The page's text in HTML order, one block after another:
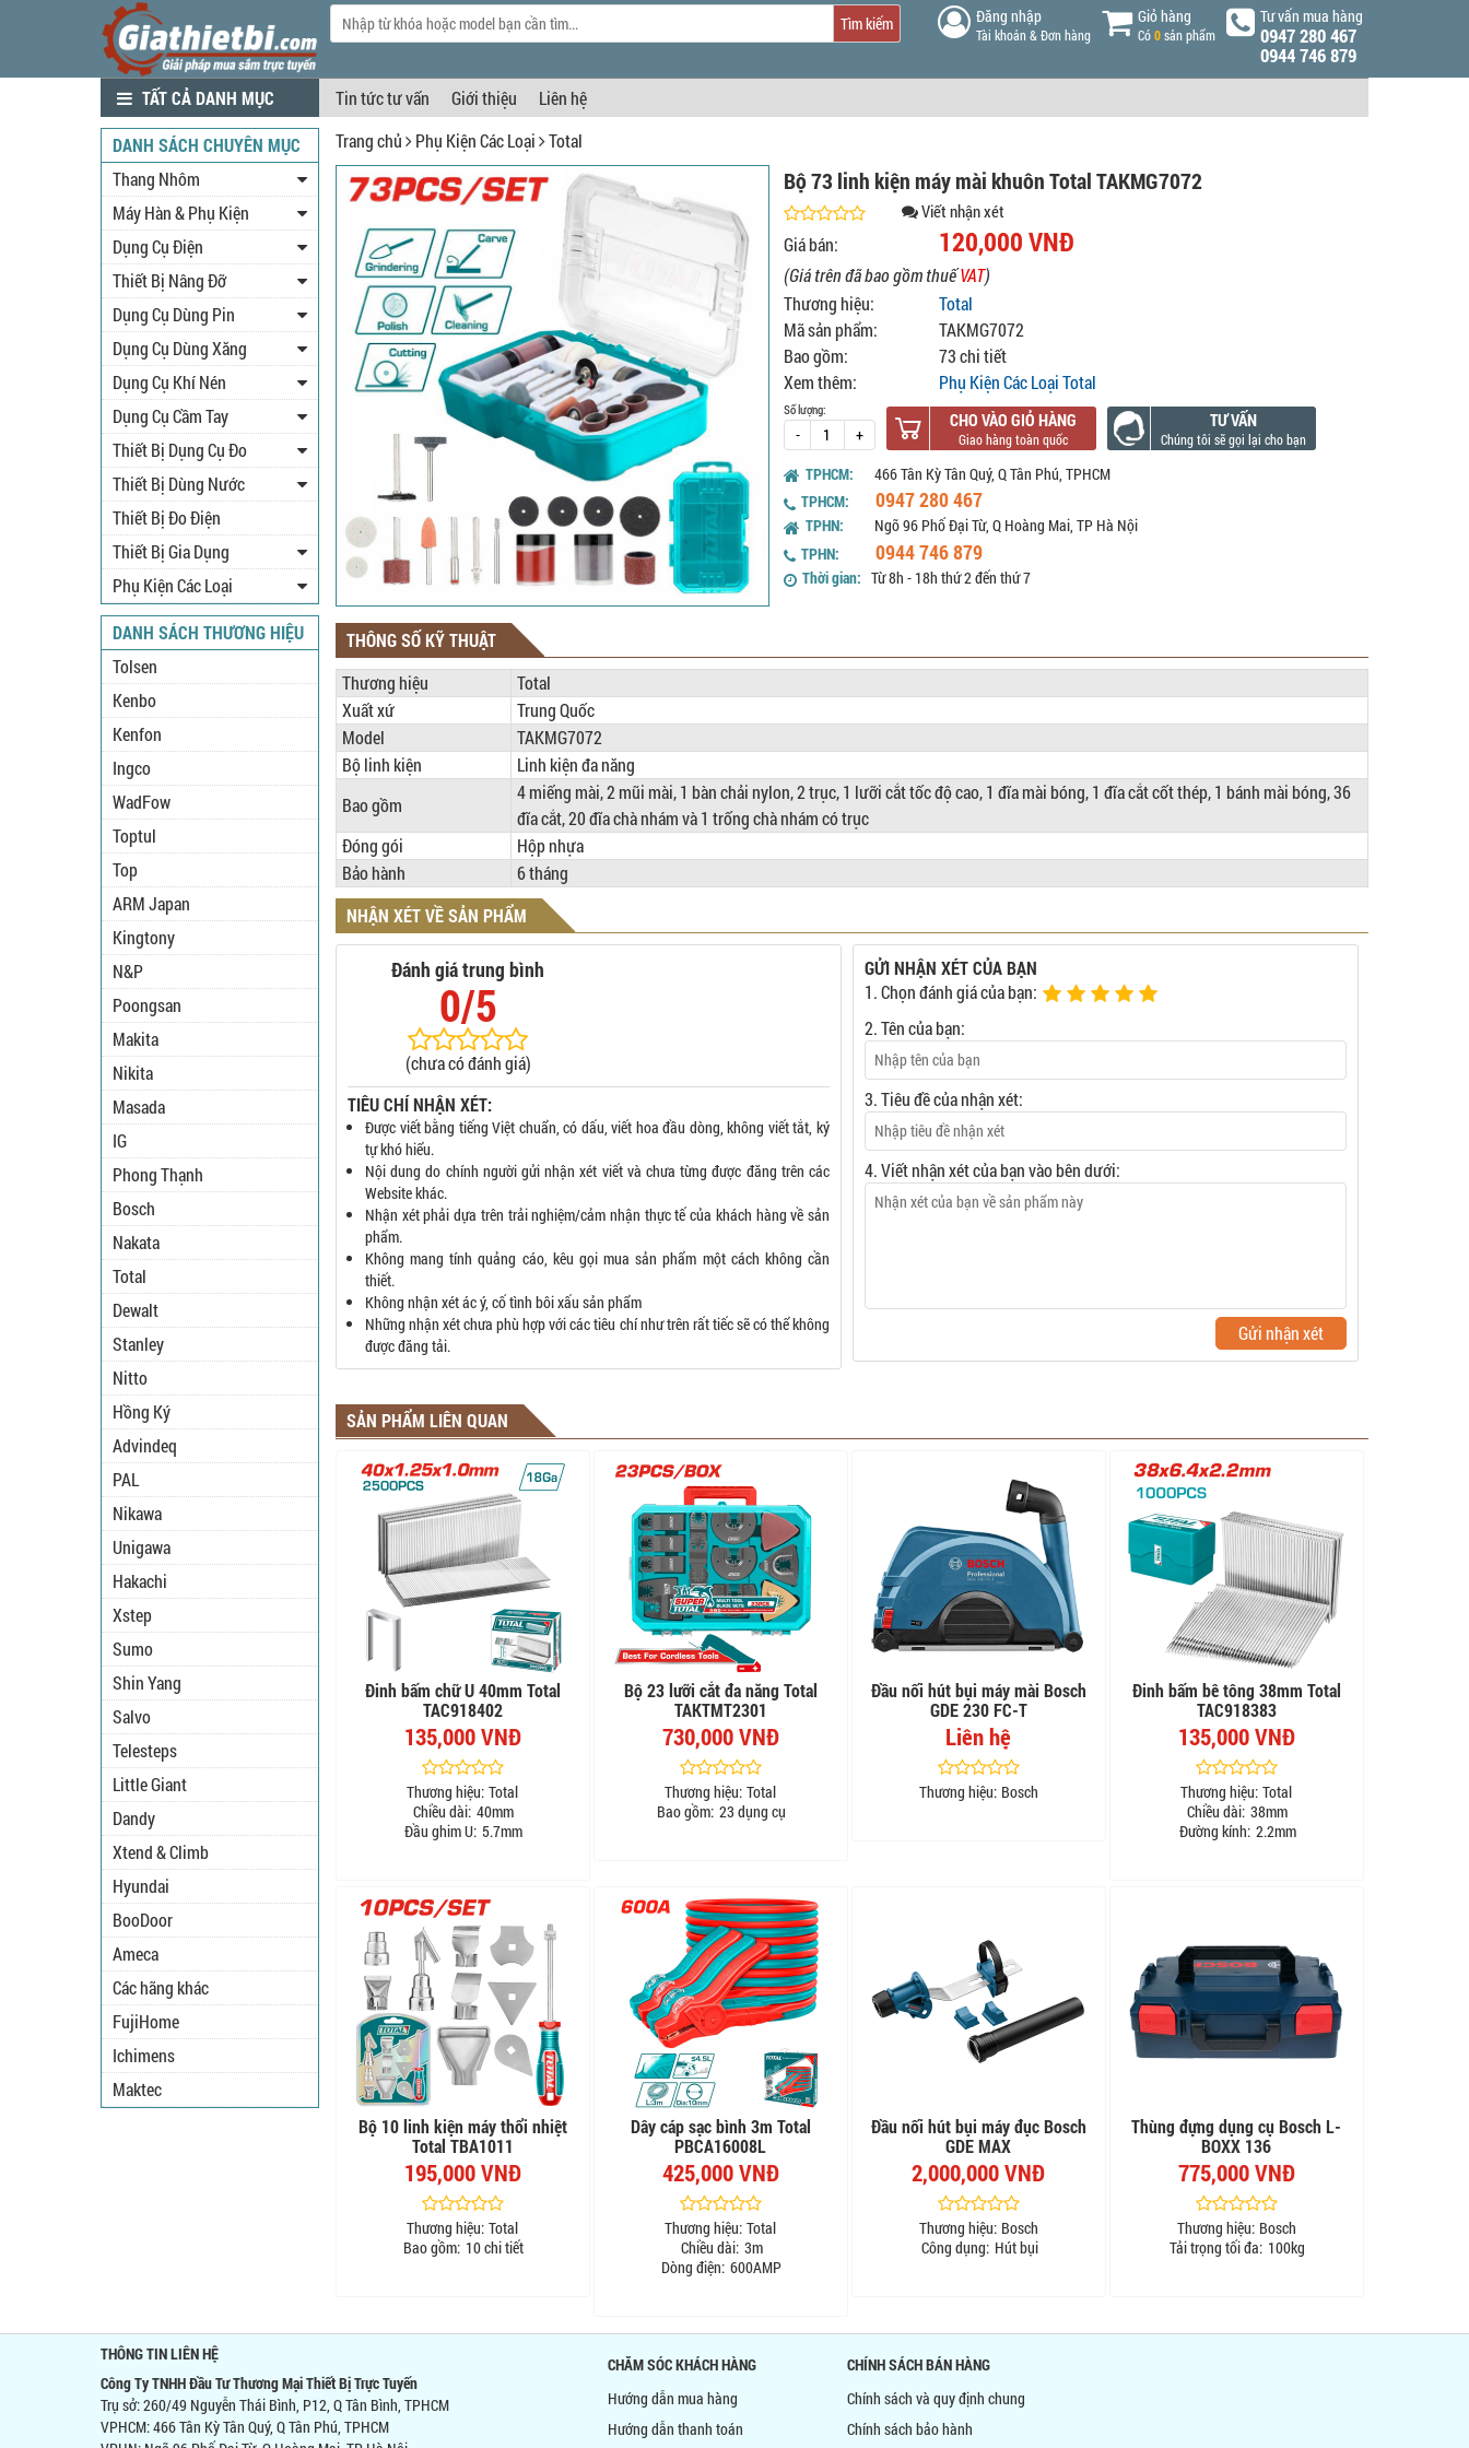
Tìm kiếm Đăng nhập
Tài khoản & Đơn hàng
Giỏ hàng
Có0sản phẩm
Tư vấn mua hàng
0947 280 467
0944 746 879
TẤT CẢ DANH MỤC Tin tức tư vấn Giới thiệu
Liên hệ
Trang chủ
Phụ Kiện Các Loại Total
Bộ 73 linh kiện máy mài khuôn Total TAKMG7072
Viết nhận xét
Giá bán: 120,000 VNĐ
(Giá trên đã bao gồm thuếVAT)
Thương hiệu:
Total
Mã sản phẩm:
TAKMG7072
Bao gồm:
73 chi tiết
Xem thêm:
Phụ Kiện Các Loại Total
Số lượng:
- +
CHO VÀO GIỎ HÀNG TƯ VẤN
TPHCM:
466 Tân Kỳ Tân Quý, Q Tân Phú, TPHCM
TPHCM:
0947 280 467
TPHN:
Ngõ 96 Phố Đại Từ, Q Hoàng Mai, TP Hà Nội
TPHN:
0944 746 879
Thời gian: Từ 8h - 18h thứ 2 đến thứ 7
THÔNG SỐ KỸ THUẬT
Thương hiệu
Total
Xuất xứ
Trung Quốc
Model
TAKMG7072
Bộ linh kiện
Linh kiện đa năng
Bao gồm
4 miếng mài, 2 mũi mài, 1 bàn chải nylon, 2 trục, 1 lưỡi cắt tốc độ cao, 1 đĩa mài bóng, 1 đĩa cắt cốt thép, 1 bánh mài bóng, 36
đĩa cắt, 20 đĩa chà nhám và 1 trống chà nhám có trục
Đóng gói
Hộp nhựa
Bảo hành
6 tháng
NHẬN XÉT VỀ SẢN PHẨM
Đánh giá trung bình
0/5
(chưa có đánh giá)
TIÊU CHÍ NHẬN XÉT:
Được viết bằng tiếng Việt chuẩn, có dấu, viết hoa đầu dòng, không viết tắt, ký
tự khó hiểu.
Nội dung do chính người gửi nhận xét viết và chưa từng được đăng trên các
Website khác.
Nhận xét phải dựa trên trải nghiệm/cảm nhận thực tế của khách hàng về sản
phẩm.
Không mang tính quảng cáo, kêu gọi mua sản phẩm một cách không cần
thiết.
Không nhận xét ác ý, cố tình bôi xấu sản phẩm
Những nhận xét chưa phù hợp với các tiêu chí như trên rất tiếc sẽ có thể không
được đăng tải.
GỬI NHẬN XÉT CỦA BẠN
1. Chọn đánh giá của bạn:
2. Tên của bạn:
3. Tiêu đề của nhận xét:
4. Viết nhận xét của bạn vào bên dưới:
Gửi nhận xét
SẢN PHẨM LIÊN QUAN
Đinh bấm chữ U 40mm Total
TAC918402
135,000 VNĐ
Thương hiệu: Total
Chiều dài: 40mm
Đầu ghim U: 5.7mm
Bộ 23 lưỡi cắt đa năng Total
TAKTMT2301
730,000 VNĐ
Thương hiệu: Total
Bao gồm: 23 dụng cụ
Đầu nối hút bụi máy mài Bosch
GDE 230 FC-T
Liên hệ
Thương hiệu: Bosch
Đinh bấm bê tông 38mm Total
TAC918383
135,000 VNĐ
Thương hiệu: Total
Chiều dài: 38mm
Đường kính: 2.2mm
Bộ 10 linh kiện máy thổi nhiệt
Total TBA1011
195,000 VNĐ
Thương hiệu: Total
Bao gồm: 10 chi tiết
Dây cáp sạc bình 3m Total
PBCA16008L
425,000 VNĐ
Thương hiệu: Total
Chiều dài: 3m
Dòng điện: 600AMP
Đầu nối hút bụi máy đục Bosch
GDE MAX
2,000,000 VNĐ
Thương hiệu: Bosch
Công dụng: Hút bụi
Thùng đựng dụng cụ Bosch L-
BOXX 136
775,000 VNĐ
Thương hiệu: Bosch
Tải trọng tối đa: 100kg
DANH SÁCH CHUYÊN MỤC
Thang Nhôm
Máy Hàn & Phụ Kiện
Dụng Cụ Điện
Thiết Bị Nâng Đỡ
Dụng Cụ Dùng Pin
Dụng Cụ Dùng Xăng
Dụng Cụ Khí Nén
Dụng Cụ Cầm Tay
Thiết Bị Dụng Cụ Đo
Thiết Bị Dùng Nước
Thiết Bị Đo Điện
Thiết Bị Gia Dụng
Phụ Kiện Các Loại
DANH SÁCH THƯƠNG HIỆU
Tolsen
Kenbo
Kenfon
Ingco
WadFow
Toptul
Top
ARM Japan
Kingtony
N&P
Poongsan
Makita
Nikita
Masada
IG
Phong Thạnh
Bosch
Nakata
Total
Dewalt
Stanley
Nitto
Hồng Ký
Advindeq
PAL
Nikawa
Unigawa
Hakachi
Xstep
Sumo
Shin Yang
Salvo
Telesteps
Little Giant
Dandy
Xtend & Climb
Hyundai
BooDoor
Ameca
Các hãng khác
FujiHome
Ichimens
Maktec
THÔNG TIN LIÊN HỆ
Công Ty TNHH Đầu Tư Thương Mại Thiết Bị Trực Tuyến
Trụ sở: 260/49 Nguyễn Thái Bình, P12, Q Tân Bình, TPHCM
VPHCM: 466 Tân Kỳ Tân Quý, Q Tân Phú, TPHCM
CHĂM SÓC KHÁCH HÀNG
Hướng dẫn mua hàng
Hướng dẫn thanh toán
CHÍNH SÁCH BÁN HÀNG
Chính sách và quy định chung
Chính sách bảo hành